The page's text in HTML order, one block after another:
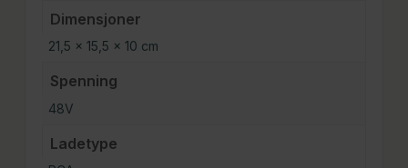
Dimensjoner
21,5 × 15,5 × 10 cm
Spenning
48V
Ladetype